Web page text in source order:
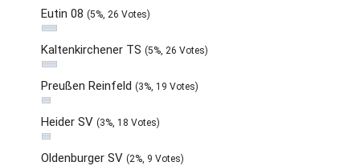
Eutin 08 (5%, 26 Votes)
Kaltenkirchener TS (5%, 26 Votes)
Preußen Reinfeld (3%, 19 Votes)
Heider SV (3%, 18 Votes)
Oldenburger SV (2%, 9 Votes)